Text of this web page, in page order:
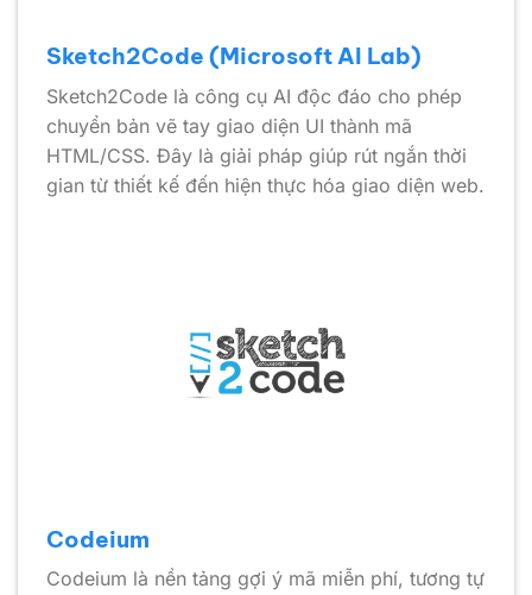
Sketch2Code (Microsoft AI Lab)
Sketch2Code là công cụ AI độc đáo cho phép
chuyển bản vẽ tay giao diện UI thành mã
HTML/CSS. Đây là giải pháp giúp rút ngắn thời
gian từ thiết kế đến hiện thực hóa giao diện web.
Codeium
Codeium là nền tảng gợi ý mã miễn phí, tương tự